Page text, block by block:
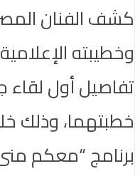
كشف الفنان
وخطيبته
تفاصيل أول
خطبتهما، وذلك
برنامج “معكم